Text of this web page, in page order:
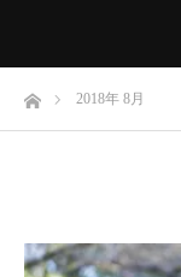
ホーム2018年 8月